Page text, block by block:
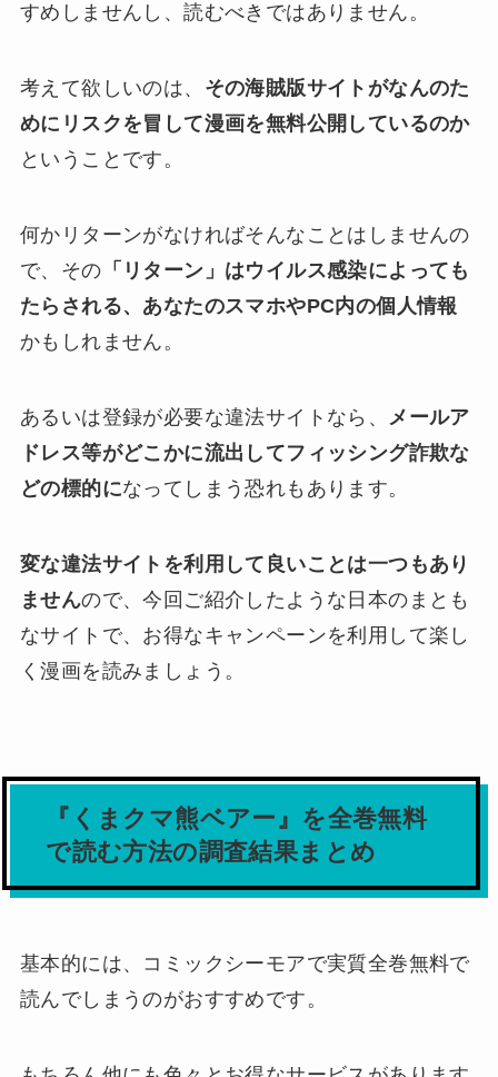
すめしませんし、読むべきではありません。
考えて欲しいのは、 その海賊版サイトがなんのた
めにリスクを冒して漫画を無料公開しているのか
ということです。
何かリターンがなければそんなことはしませんの
で、その 「リターン」はウイルス感染によっても
たらされる、あなたのスマホやPC内の個人情報
かもしれません。
あるいは登録が必要な違法サイトなら、
メールア
ドレス等がどこかに流出してフィッシング詐欺な
どの標的になってしまう恐れもあります。
変な違法サイトを利用して良いことは一つもあり
ませんので、今回ご紹介したような日本のまとも
なサイトで、お得なキャンペーンを利用して楽し
く漫画を読みましょう。
『くまクマ熊ベアー』 を全巻無料
で読む方法の調査結果まとめ
基本的には、コミックシーモアで実質全巻無料で
読んでしまうのがおすすめです。